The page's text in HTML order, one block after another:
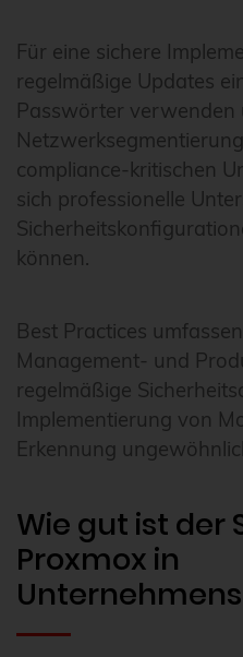
Für eine sichere
regelmäßige Updates
Passwörter verwenden
compliance-kritischen
sich professionelle
können.
Best Practices
Management- und
regelmäßige
Implementierung von
Erkennung
Wie gut ist der
Proxmox in